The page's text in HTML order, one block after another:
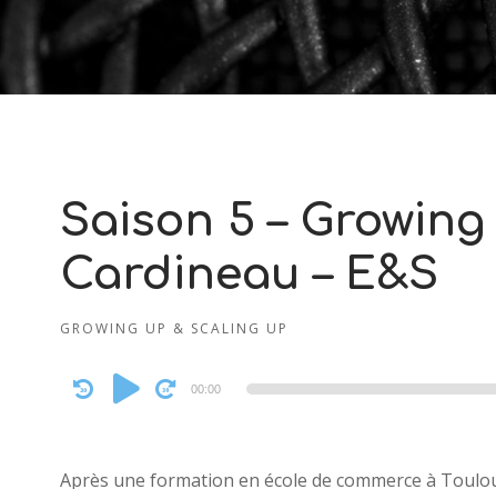
Saison 5 –
Cardineau – E&S
GROWING UP & SCALING UP
Audio
Player
00:00
Après une formation en école de commerce à